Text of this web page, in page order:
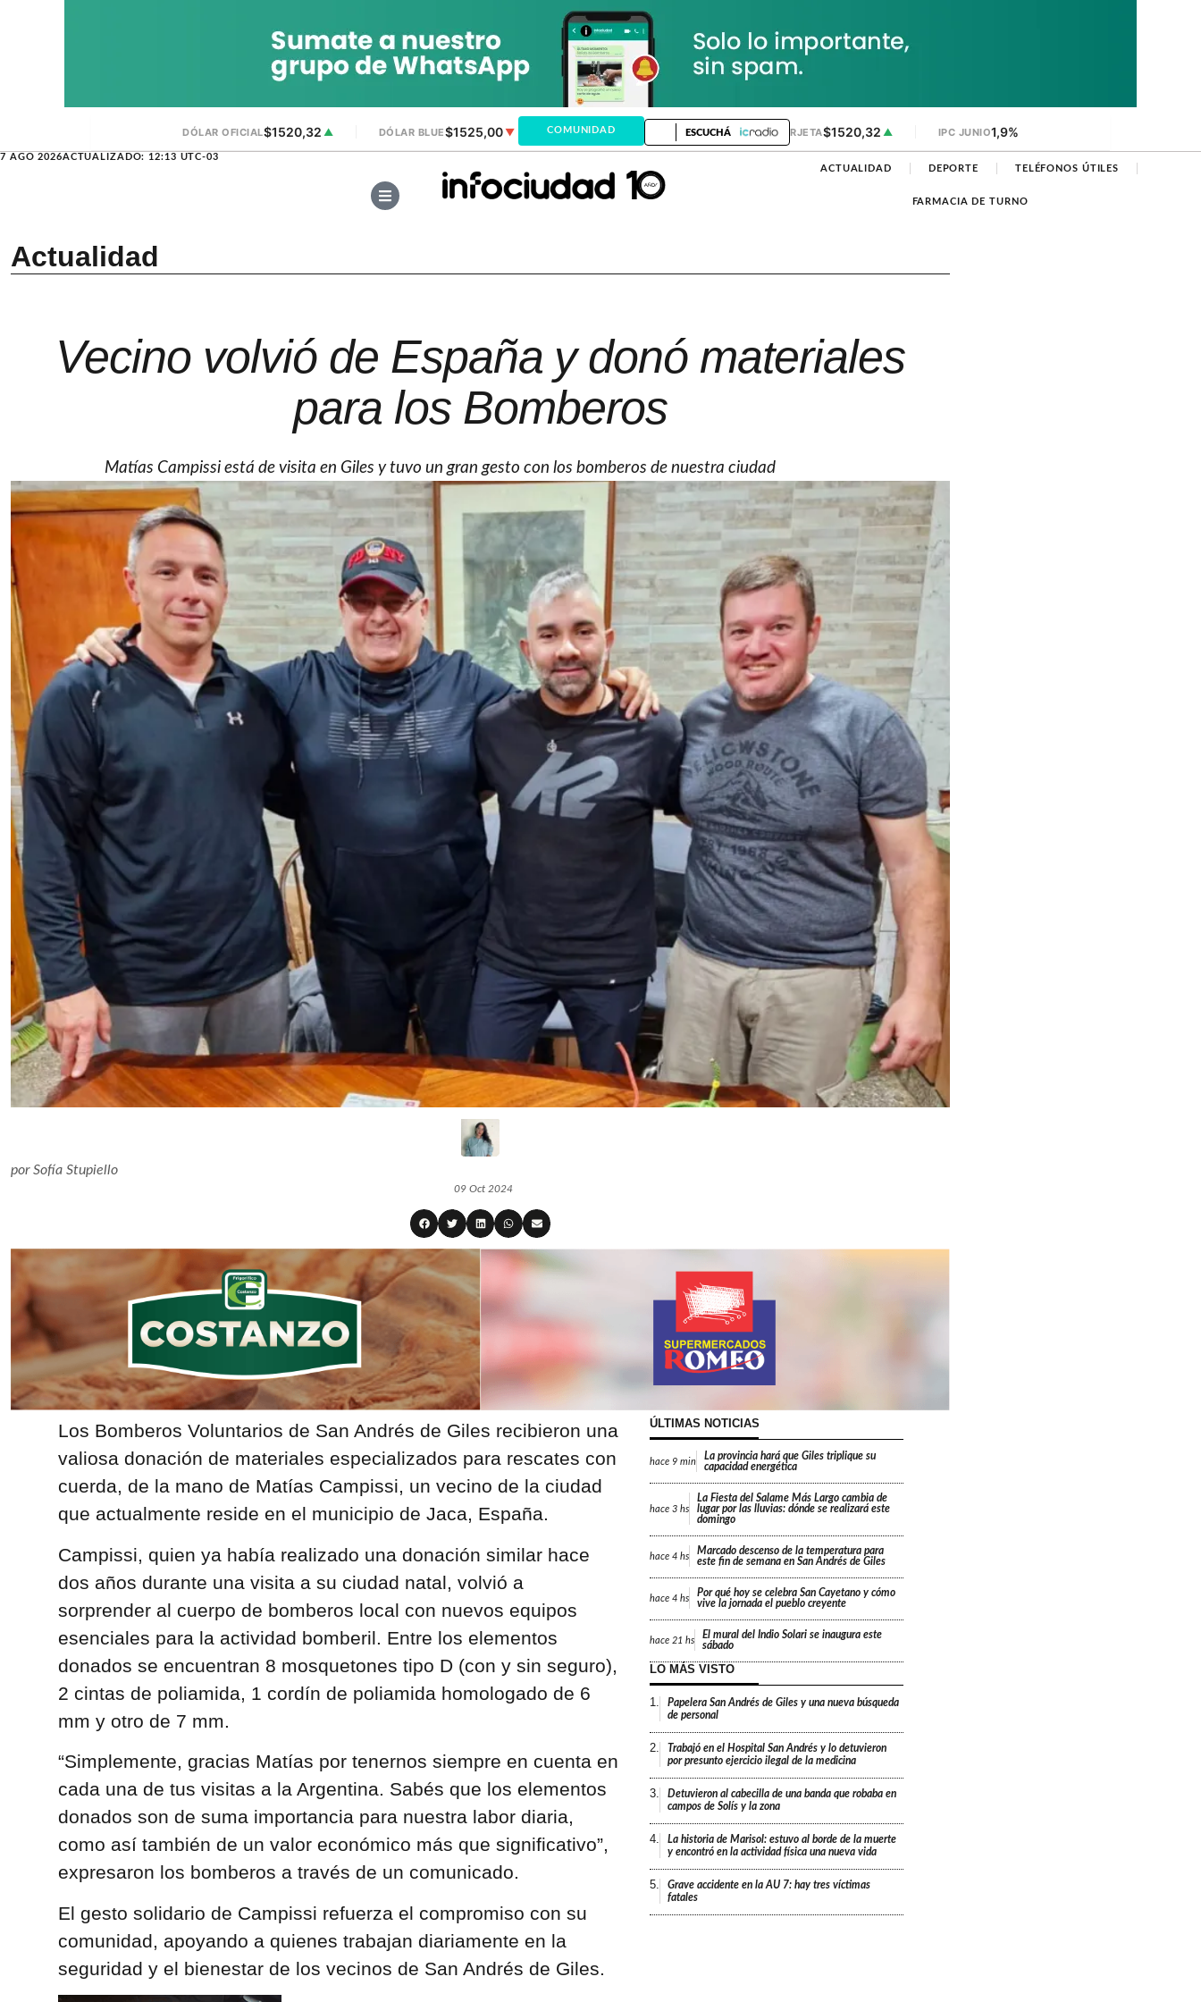
DÓLAR OFICIAL$1520,32 ▲ DÓLAR BLUE$1525,00▼ DÓLAR MEP ▲ DÓLAR TARJETA$1520,32 ▲ IPC JUNIO1,9%
7 AGO 2026ACTUALIZADO: 12:13 UTC-03
COMUNIDAD ESCUCHÁ
ACTUALIDAD DEPORTE TELÉFONOS ÚTILES
FARMACIA DE TURNO
Actualidad
Vecino volvió de España y donó materiales
para los Bomberos
Matías Campissi está de visita en Giles y tuvo un gran gesto con los bomberos de nuestra ciudad
porSofía Stupiello
09 Oct 2024
Los Bomberos Voluntarios de San Andrés de Giles recibieron una
valiosa donación de materiales especializados para rescates con
cuerda, de la mano de Matías Campissi, un vecino de la ciudad
que actualmente reside en el municipio de Jaca, España.
Campissi, quien ya había realizado una donación similar hace
dos años durante una visita a su ciudad natal, volvió a
sorprender al cuerpo de bomberos local con nuevos equipos
esenciales para la actividad bomberil. Entre los elementos
donados se encuentran 8 mosquetones tipo D (con y sin seguro),
2 cintas de poliamida, 1 cordín de poliamida homologado de 6
mm y otro de 7 mm.
“Simplemente, gracias Matías por tenernos siempre en cuenta en
cada una de tus visitas a la Argentina. Sabés que los elementos
donados son de suma importancia para nuestra labor diaria,
como así también de un valor económico más que significativo”,
expresaron los bomberos a través de un comunicado.
El gesto solidario de Campissi refuerza el compromiso con su
comunidad, apoyando a quienes trabajan diariamente en la
seguridad y el bienestar de los vecinos de San Andrés de Giles.
ÚLTIMAS NOTICIAS
hace 9 min
La provincia hará que Giles triplique su
capacidad energética
hace 3 hs
La Fiesta del Salame Más Largo cambia de
lugar por las lluvias: dónde se realizará este
domingo
hace 4 hs
Marcado descenso de la temperatura para
este fin de semana en San Andrés de Giles
hace 4 hs
Por qué hoy se celebra San Cayetano y cómo
vive la jornada el pueblo creyente
hace 21 hs
El mural del Indio Solari se inaugura este
sábado
LO MÁS VISTO
1.
Papelera San Andrés de Giles y una nueva búsqueda
de personal
2.
Trabajó en el Hospital San Andrés y lo detuvieron
por presunto ejercicio ilegal de la medicina
3.
Detuvieron al cabecilla de una banda que robaba en
campos de Solís y la zona
4.
La historia de Marisol: estuvo al borde de la muerte
y encontró en la actividad física una nueva vida
5.
Grave accidente en la AU 7: hay tres víctimas
fatales